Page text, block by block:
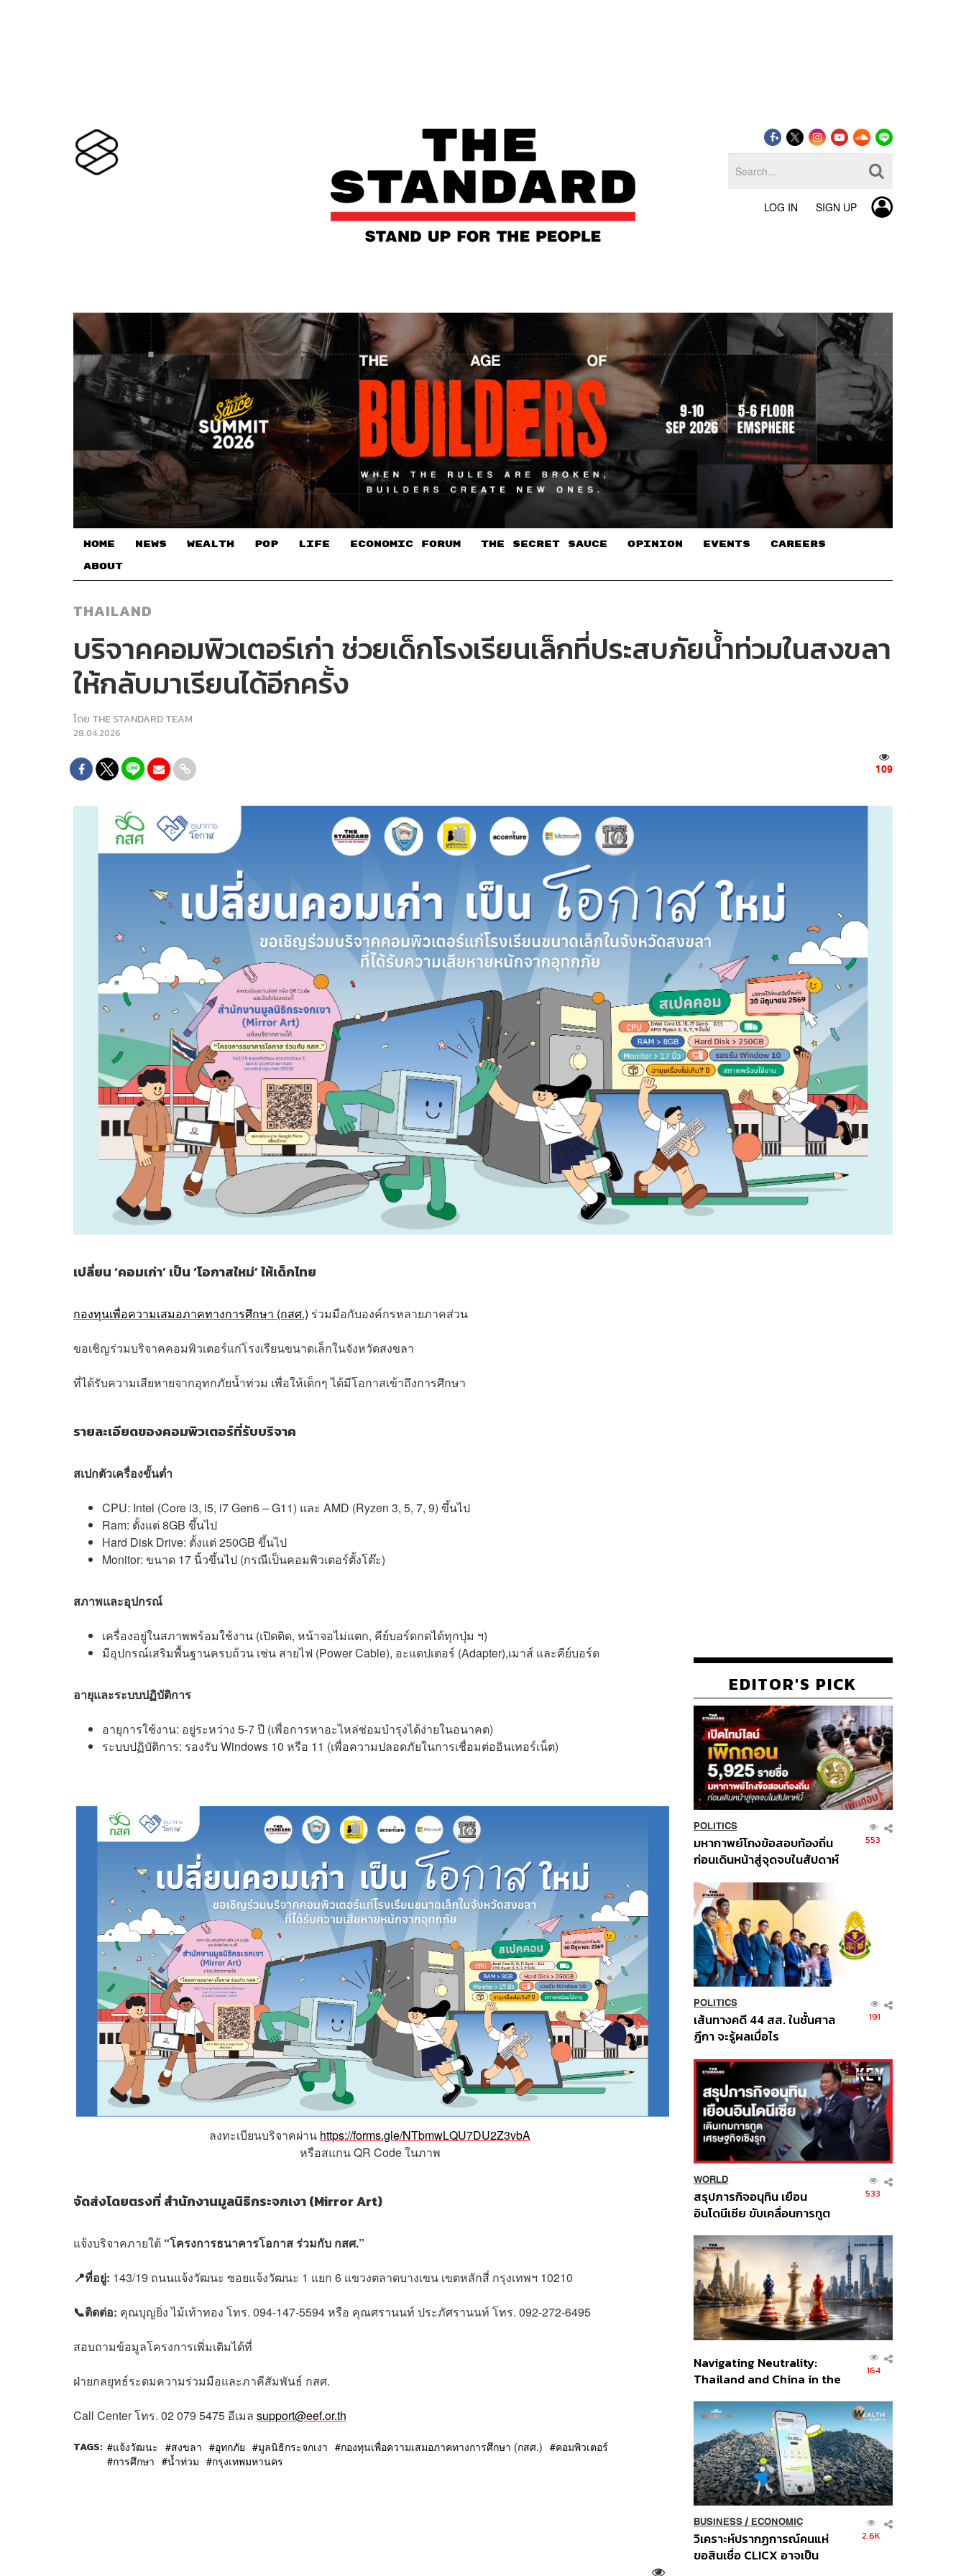
LOG IN SIGN UP
HOME NEWS WEALTH POP LIFE ECONOMIC FORUM THE SECRET SAUCE​ OPINION EVENTS CAREERS
ABOUT
THAILAND
บริจาคคอมพิวเตอร์เก่า ช่วยเด็กโรงเรียนเล็กที่ประสบภัยน้ำท่วมในสงขลา
ให้กลับมาเรียนได้อีกครั้ง
โดย THE STANDARD TEAM
28.04.2026
109
เปลี่ยน ‘คอมเก่า’ เป็น ‘โอกาสใหม่’ ให้เด็กไทย
กองทุนเพื่อความเสมอภาคทางการศึกษา (กสศ.) ร่วมมือกับองค์กรหลายภาคส่วน
ขอเชิญร่วมบริจาคคอมพิวเตอร์แก่โรงเรียนขนาดเล็กในจังหวัดสงขลา
ที่ได้รับความเสียหายจากอุทกภัยน้ำท่วม เพื่อให้เด็กๆ ได้มีโอกาสเข้าถึงการศึกษา
รายละเอียดของคอมพิวเตอร์ที่รับบริจาค
สเปกตัวเครื่องขั้นต่ำ
CPU: Intel (Core i3, i5, i7 Gen6 – G11) และ AMD (Ryzen 3, 5, 7, 9) ขึ้นไป
Ram: ตั้งแต่ 8GB ขึ้นไป
Hard Disk Drive: ตั้งแต่ 250GB ขึ้นไป
Monitor: ขนาด 17 นิ้วขึ้นไป (กรณีเป็นคอมพิวเตอร์ตั้งโต๊ะ)
สภาพและอุปกรณ์
เครื่องอยู่ในสภาพพร้อมใช้งาน (เปิดติด, หน้าจอไม่แตก, คีย์บอร์ดกดได้ทุกปุ่ม ฯ)
มีอุปกรณ์เสริมพื้นฐานครบถ้วน เช่น สายไฟ (Power Cable), อะแดปเตอร์ (Adapter),เมาส์ และคีย์บอร์ด
อายุและระบบปฏิบัติการ
อายุการใช้งาน: อยู่ระหว่าง 5-7 ปี (เพื่อการหาอะไหล่ซ่อมบำรุงได้ง่ายในอนาคต)
ระบบปฏิบัติการ: รองรับ Windows 10 หรือ 11 (เพื่อความปลอดภัยในการเชื่อมต่ออินเทอร์เน็ต)
ลงทะเบียนบริจาคผ่าน https://forms.gle/NTbmwLQU7DU2Z3vbA
หรือสแกน QR Code ในภาพ
จัดส่งโดยตรงที่ สำนักงานมูลนิธิกระจกเงา (Mirror Art)
แจ้งบริจาคภายใต้ “โครงการธนาคารโอกาส ร่วมกับ กสศ.”
📍ที่อยู่: 143/19 ถนนแจ้งวัฒนะ ซอยแจ้งวัฒนะ 1 แยก 6 แขวงตลาดบางเขน เขตหลักสี่ กรุงเทพฯ 10210
📞ติดต่อ: คุณบุญยิ่ง ไม้เท้าทอง โทร. 094-147-5594 หรือ คุณศรานนท์ ประภัศรานนท์ โทร. 092-272-6495
สอบถามข้อมูลโครงการเพิ่มเติมได้ที่
ฝ่ายกลยุทธ์ระดมความร่วมมือและภาคีสัมพันธ์ กสศ.
Call Center โทร. 02 079 5475 อีเมล support@eef.or.th
TAGS: แจ้งวัฒนะ สงขลา อุทกภัย มูลนิธิกระจกเงา กองทุนเพื่อความเสมอภาคทางการศึกษา (กสศ.)
คอมพิวเตอร์
การศึกษา
น้ำท่วม กรุงเทพมหานคร
EDITOR'S PICK
POLITICS
มหากาพย์โกงข้อสอบท้องถิ่น
ก่อนเดินหน้าสู่จุดจบในสัปดาห์
553
POLITICS
เส้นทางคดี 44 สส. ในชั้นศาล
ฎีกา จะรู้ผลเมื่อไร
191
WORLD
สรุปภารกิจอนุทิน เยือน
อินโดนีเซีย ขับเคลื่อนการทูต
ส่วนยุทธศาสตร์ไทย –
อินโดนีเซีย
533
Navigating Neutrality:
Thailand and China in the
Order
164
BUSINESS/ ECONOMIC
วิเคราะห์ปรากฏการณ์คนแห่
ขอสินเชื่อ CLICX อาจเป็น
2.6K